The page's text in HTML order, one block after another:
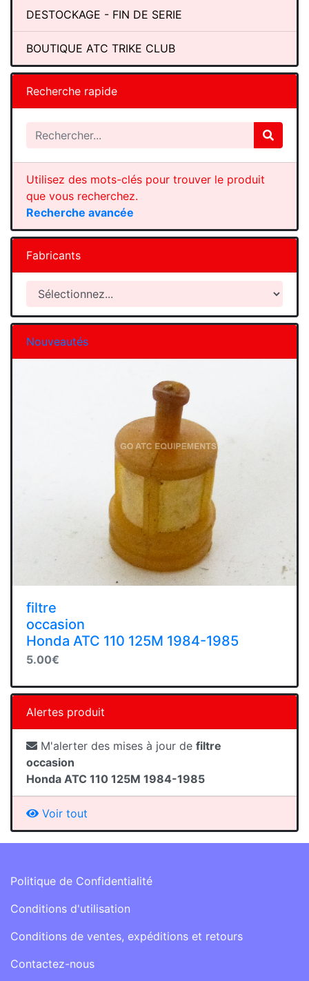
DESTOCKAGE - FIN DE SERIE
BOUTIQUE ATC TRIKE CLUB
Recherche rapide
Utilisez des mots-clés pour trouver le produit
que vous recherchez.
Recherche avancée
Fabricants
Nouveautés
filtre
occasion
Honda ATC 110 125M 1984-1985
5.00€
Alertes produit
M'alerter des mises à jour de filtre
occasion
Honda ATC 110 125M 1984-1985
Voir tout
Politique de Confidentialité
Conditions d'utilisation
Conditions de ventes, expéditions et retours
Contactez-nous